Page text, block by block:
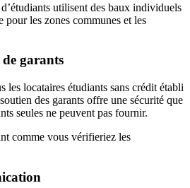
utilisent des baux individuels
pour les zones communes et les
de garants
les locataires étudiants sans crédit établi
des garants offre une sécurité que
seules ne peuvent pas fournir.
comme vous vérifieriez les